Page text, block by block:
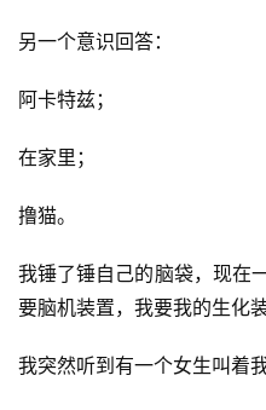
另一个意识回答：
阿卡特兹；
在家里；
撸猫。
我锤了锤自己的脑袋，现在
要脑机装置，我要我的生化
我突然听到有一个女生叫着我